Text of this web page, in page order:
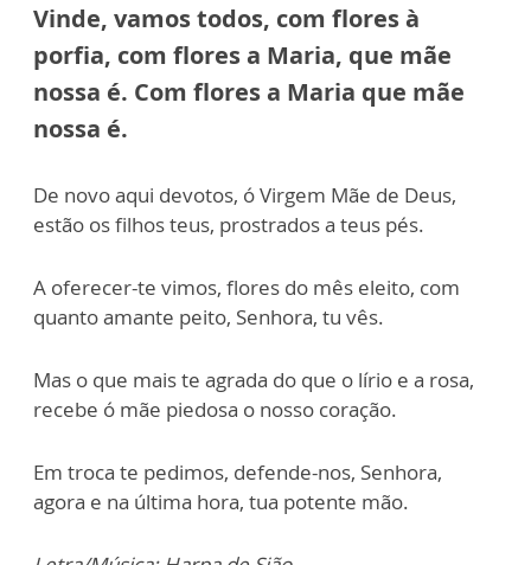
Vinde, vamos todos, com flores à
porfia, com flores a Maria, que mãe
nossa é. Com flores a Maria que mãe
nossa é.
De novo aqui devotos, ó Virgem Mãe de Deus,
estão os filhos teus, prostrados a teus pés.
A oferecer-te vimos, flores do mês eleito, com
quanto amante peito, Senhora, tu vês.
Mas o que mais te agrada do que o lírio e a rosa,
recebe ó mãe piedosa o nosso coração.
Em troca te pedimos, defende-nos, Senhora,
agora e na última hora, tua potente mão.